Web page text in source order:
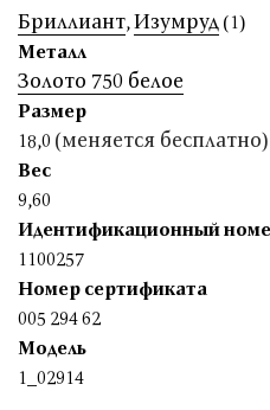
Бриллиант,Изумруд (1)
Металл
Золото 750 белое
Размер
18,0 (меняется бесплатно)
Вес
9,60
Идентификационный
1100257
Номер сертификата
005 294 62
Модель
1_02914